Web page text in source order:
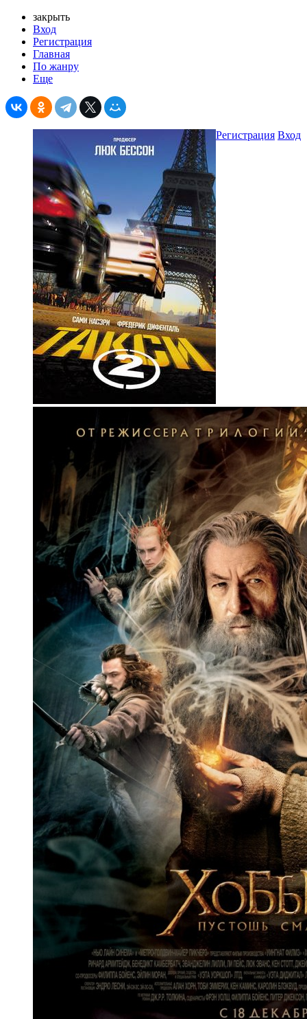
закрыть
Вход
Регистрация
Главная
По жанру
Еще
Регистрация Вход